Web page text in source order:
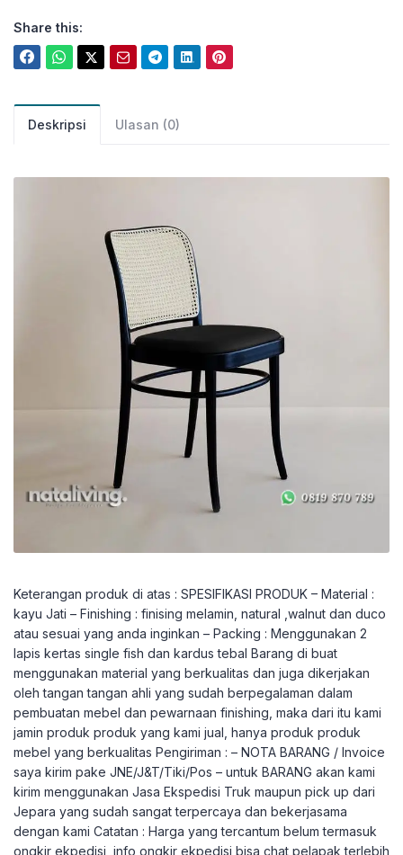
Share this:
Deskripsi Ulasan (0)
Keterangan produk di atas : SPESIFIKASI PRODUK – Material :
kayu Jati – Finishing : finising melamin, natural ,walnut dan duco
atau sesuai yang anda inginkan – Packing : Menggunakan 2
lapis kertas single fish dan kardus tebal Barang di buat
menggunakan material yang berkualitas dan juga dikerjakan
oleh tangan tangan ahli yang sudah berpegalaman dalam
pembuatan mebel dan pewarnaan finishing, maka dari itu kami
jamin produk produk yang kami jual, hanya produk produk
mebel yang berkualitas Pengiriman : – NOTA BARANG / Invoice
saya kirim pake JNE/J&T/Tiki/Pos – untuk BARANG akan kami
kirim menggunakan Jasa Ekspedisi Truk maupun pick up dari
Jepara yang sudah sangat terpercaya dan bekerjasama
dengan kami Catatan : Harga yang tercantum belum termasuk
ongkir ekpedisi ,info ongkir ekpedisi bisa chat pelapak terlebih